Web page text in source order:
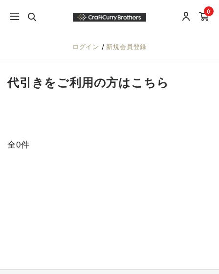
0
ログイン / 新規会員登録
代引きをご利用の方はこちら
全0件